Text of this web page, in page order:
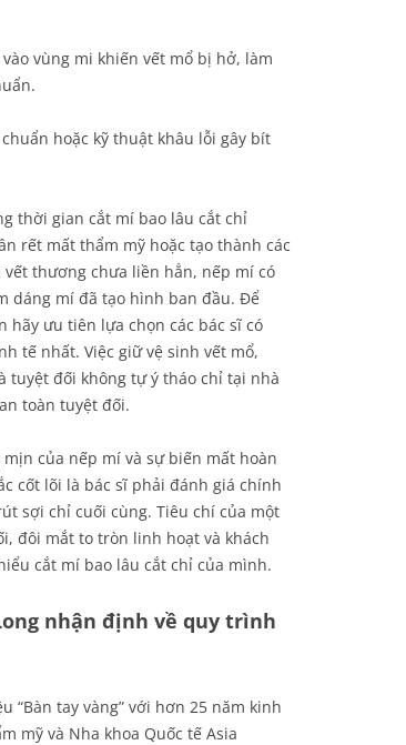
vùng mi khiến vết mổ bị hở, làm
hoặc kỹ thuật khâu lỗi gây bít
thời gian cắt mí bao lâu cắt chỉ
rết mất thẩm mỹ hoặc tạo thành các
thương chưa liền hẳn, nếp mí có
dáng mí đã tạo hình ban đầu. Để
hãy ưu tiên lựa chọn các bác sĩ có
tế nhất. Việc giữ vệ sinh vết mổ,
tuyệt đối không tự ý tháo chỉ tại nhà
toàn tuyệt đối.
của nếp mí và sự biến mất hoàn
cốt lõi là bác sĩ phải đánh giá chính
sợi chỉ cuối cùng. Tiêu chí của một
đôi mắt to tròn linh hoạt và khách
cắt mí bao lâu cắt chỉ của mình.
nhận định về quy trình
“Bàn tay vàng” với hơn 25 năm kinh
mỹ và Nha khoa Quốc tế Asia